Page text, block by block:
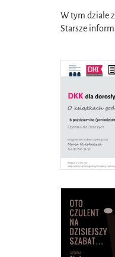
W tym dziale
Starsze